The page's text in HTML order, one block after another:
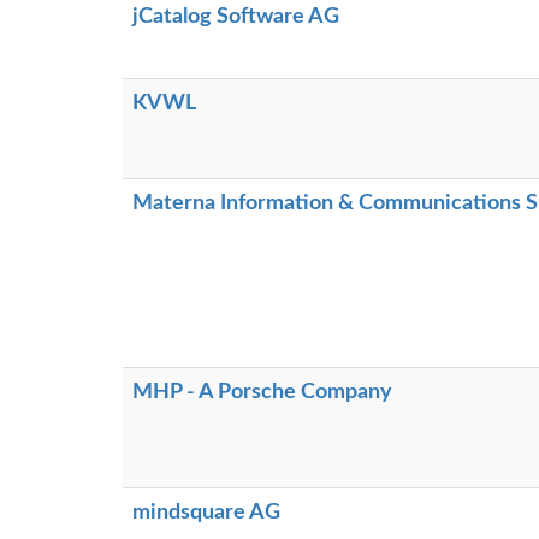
jCatalog Software AG
KVWL
Materna Information & Communications
MHP - A Porsche Company
mindsquare AG